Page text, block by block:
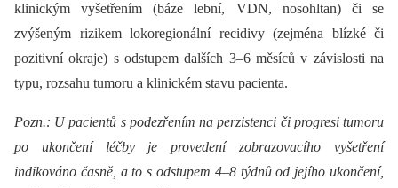
klinickým vyšetřením (báze lební, VDN, nosohltan) či se
zvýšeným rizikem lokoregionální recidivy (zejména blízké či
pozitivní okraje) s odstupem dalších 3–6 měsíců v závislosti na
typu, rozsahu tumoru a klinickém stavu pacienta.
Pozn.: U pacientů s podezřením na perzistenci či progresi tumoru
po ukončení léčby je provedení zobrazovacího vyšetření
indikováno časně, a to s odstupem 4–8 týdnů od jejího ukončení,